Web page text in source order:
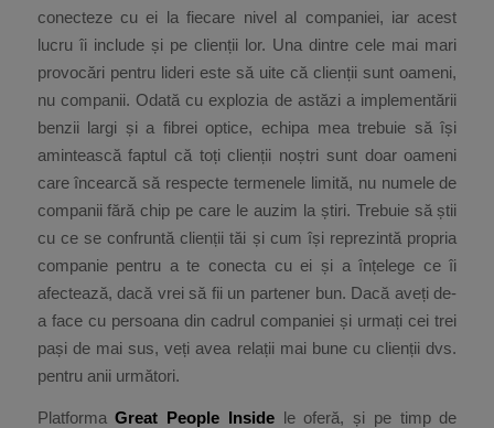
conecteze cu ei la fiecare nivel al companiei, iar acest
lucru îi include și pe clienții lor. Una dintre cele mai mari
provocări pentru lideri este să uite că clienții sunt oameni,
nu companii. Odată cu explozia de astăzi a implementării
benzii largi și a fibrei optice, echipa mea trebuie să își
amintească faptul că toți clienții noștri sunt doar oameni
care încearcă să respecte termenele limită, nu numele de
companii fără chip pe care le auzim la știri. Trebuie să știi
cu ce se confruntă clienții tăi și cum își reprezintă propria
companie pentru a te conecta cu ei și a înțelege ce îi
afectează, dacă vrei să fii un partener bun. Dacă aveți de-
a face cu persoana din cadrul companiei și urmați cei trei
pași de mai sus, veți avea relații mai bune cu clienții dvs.
pentru anii următori.
PlatformaGreat People Insidele oferă, și pe timp de